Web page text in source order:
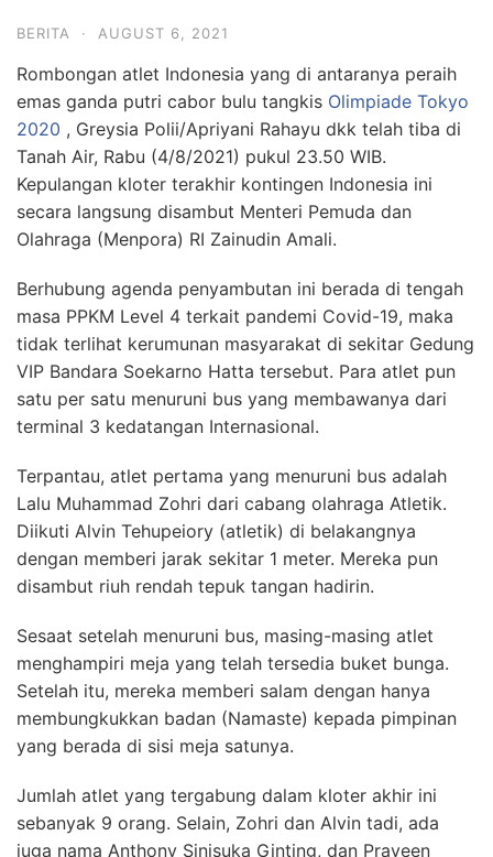
BERITA · AUGUST 6, 2021
Rombongan atlet Indonesia yang di antaranya peraih
emas ganda putri cabor bulu tangkis Olimpiade Tokyo
2020 , Greysia Polii/Apriyani Rahayu dkk telah tiba di
Tanah Air, Rabu (4/8/2021) pukul 23.50 WIB.
Kepulangan kloter terakhir kontingen Indonesia ini
secara langsung disambut Menteri Pemuda dan
Olahraga (Menpora) RI Zainudin Amali.
Berhubung agenda penyambutan ini berada di tengah
masa PPKM Level 4 terkait pandemi Covid-19, maka
tidak terlihat kerumunan masyarakat di sekitar Gedung
VIP Bandara Soekarno Hatta tersebut. Para atlet pun
satu per satu menuruni bus yang membawanya dari
terminal 3 kedatangan Internasional.
Terpantau, atlet pertama yang menuruni bus adalah
Lalu Muhammad Zohri dari cabang olahraga Atletik.
Diikuti Alvin Tehupeiory (atletik) di belakangnya
dengan memberi jarak sekitar 1 meter. Mereka pun
disambut riuh rendah tepuk tangan hadirin.
Sesaat setelah menuruni bus, masing-masing atlet
menghampiri meja yang telah tersedia buket bunga.
Setelah itu, mereka memberi salam dengan hanya
membungkukkan badan (Namaste) kepada pimpinan
yang berada di sisi meja satunya.
Jumlah atlet yang tergabung dalam kloter akhir ini
sebanyak 9 orang. Selain, Zohri dan Alvin tadi, ada
juga nama Anthony Sinisuka Ginting, dan Praveen